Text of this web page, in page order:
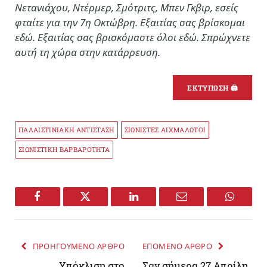
Νετανιάχου, Ντέρμερ, Σμότριτς, Μπεν Γκβιρ, εσείς
φταίτε για την 7η Οκτώβρη. Εξαιτίας σας βρίσκομαι
εδώ. Εξαιτίας σας βρισκόμαστε όλοι εδώ. Σπρώχνετε
αυτή τη χώρα στην κατάρρευση.
ΕΚΤΥΠΩΣΗ 🖨
ΠΑΛΑΙΣΤΙΝΙΑΚΗ ΑΝΤΙΣΤΑΣΗ ΣΙΩΝΙΣΤΕΣ ΑΙΧΜΑΛΩΤΟΙ
ΣΙΩΝΙΣΤΙΚΗ ΒΑΡΒΑΡΟΤΗΤΑ
Facebook Twitter LinkedIn Email
ΠΡΟΗΓΟΥΜΕΝΟ ΑΡΘΡΟ ΕΠΟΜΕΝΟ ΑΡΘΡΟ